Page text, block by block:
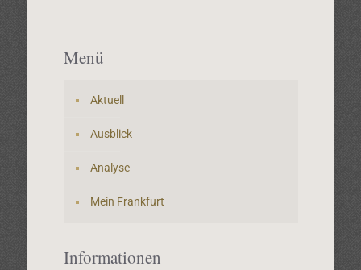
Menü
Aktuell
Ausblick
Analyse
Mein Frankfurt
Informationen